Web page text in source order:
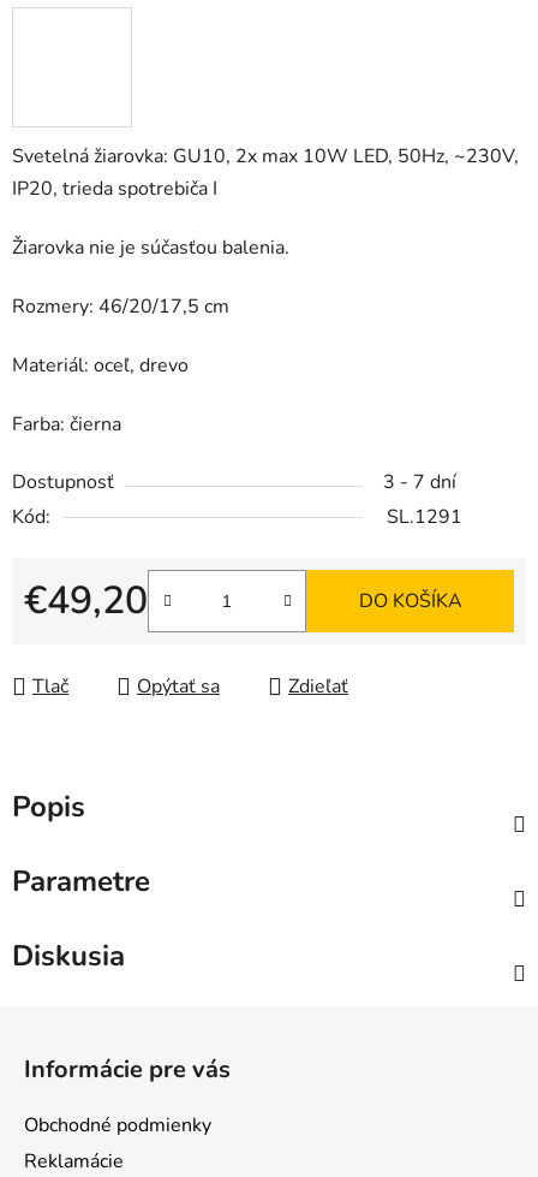
Svetelná žiarovka: GU10, 2x max 10W LED, 50Hz, ~230V,
IP20, trieda spotrebiča I
Žiarovka nie je súčasťou balenia.
Rozmery: 46/20/17,5 cm
Materiál: oceľ, drevo
Farba: čierna
Dostupnosť
3 - 7 dní
Kód:
SL.1291
€49,20
Jednotková cena:
DO KOŠÍKA
Tlač Opýtať sa Zdieľať
Popis
Parametre
Diskusia
Informácie pre vás
Obchodné podmienky
Reklamácie